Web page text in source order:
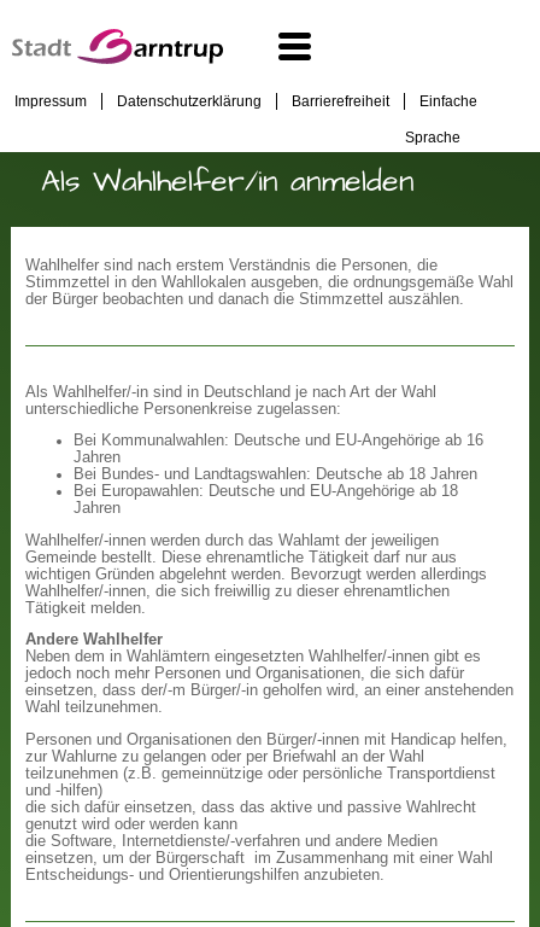
Impressum Datenschutzerklärung Barrierefreiheit Einfache
Sprache
Als Wahlhelfer/in anmelden
Wahlhelfer sind nach erstem Verständnis die Personen, die
Stimmzettel in den Wahllokalen ausgeben, die ordnungsgemäße Wahl
der Bürger beobachten und danach die Stimmzettel auszählen.
Als Wahlhelfer/-in sind in Deutschland je nach Art der Wahl
unterschiedliche Personenkreise zugelassen:
Bei Kommunalwahlen: Deutsche und EU-Angehörige ab 16
Jahren
Bei Bundes- und Landtagswahlen: Deutsche ab 18 Jahren
Bei Europawahlen: Deutsche und EU-Angehörige ab 18
Jahren
Wahlhelfer/-innen werden durch das Wahlamt der jeweiligen
Gemeinde bestellt. Diese ehrenamtliche Tätigkeit darf nur aus
wichtigen Gründen abgelehnt werden. Bevorzugt werden allerdings
Wahlhelfer/-innen, die sich freiwillig zu dieser ehrenamtlichen
Tätigkeit melden.
Andere Wahlhelfer
Neben dem in Wahlämtern eingesetzten Wahlhelfer/-innen gibt es
jedoch noch mehr Personen und Organisationen, die sich dafür
einsetzen, dass der/-m Bürger/-in geholfen wird, an einer anstehenden
Wahl teilzunehmen.
Personen und Organisationen den Bürger/-innen mit Handicap helfen,
zur Wahlurne zu gelangen oder per Briefwahl an der Wahl
teilzunehmen (z.B. gemeinnützige oder persönliche Transportdienst
und -hilfen)
die sich dafür einsetzen, dass das aktive und passive Wahlrecht
genutzt wird oder werden kann
die Software, Internetdienste/-verfahren und andere Medien
einsetzen, um der Bürgerschaft im Zusammenhang mit einer Wahl
Entscheidungs- und Orientierungshilfen anzubieten.